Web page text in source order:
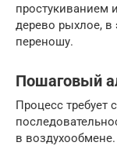
простукиванием
дерево рыхлое, в
переношу.
Пошаговый
Процесс требует
в